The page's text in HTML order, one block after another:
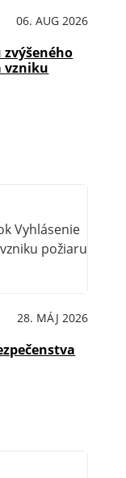
06. AUG 2026
zvýšeného
vzniku
28. MÁJ 2026